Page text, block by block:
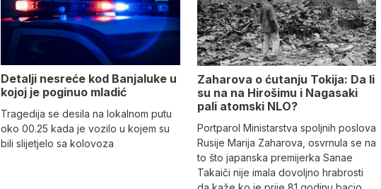
Detalji nesreće kod Banjaluke u
kojoj je poginuo mladić
Tragedija se desila na lokalnom putu
oko 00.25 kada je vozilo u kojem su
bili slijetjelo sa kolovoza
Zaharova o ćutanju Tokija: Da li
su na na Hirošimu i Nagasaki
pali atomski NLO?
Portparol Ministarstva spoljnih poslova
Rusije Marija Zaharova, osvrnula se na
to što japanska premijerka Sanae
Takaiči nije imala dovoljno hrabrosti